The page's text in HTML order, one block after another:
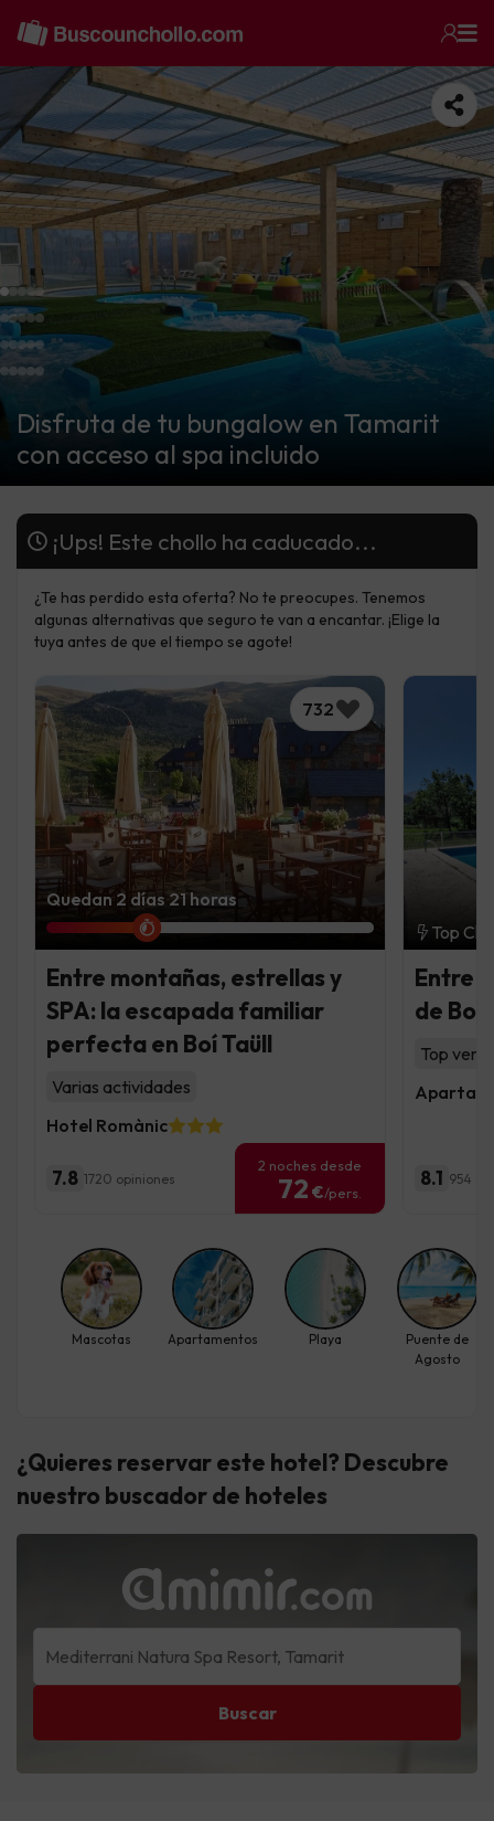
Disfruta de tu bungalow en Tamarit
con acceso al spa incluido
¡Ups! Este chollo ha caducado...
¿Te has perdido esta oferta? No te preocupes. Tenemos
algunas alternativas que seguro te van a encantar. ¡Elige la
tuya antes de que el tiempo se agote!
732
Quedan 2 días 21 horas
Entre montañas, estrellas y
SPA: la escapada familiar
perfecta en Boí Taüll
Varias actividades
Hotel Romànic
7.8 1720 opiniones
2 noches desde
72 €/pers.
Top
Entre
de Boí
Top
8.1 954
Mascotas Apartamentos Playa
Puente de
Agosto
¿Quieres reservar este hotel? Descubre
nuestro buscador de hoteles
Buscar